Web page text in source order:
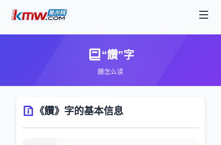
“饡”字
饡怎么读
《饡》字的基本信息